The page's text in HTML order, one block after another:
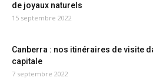
de joyaux naturels
15 septembre 2022
Canberra : nos itinéraires de visite
capitale
7 septembre 2022